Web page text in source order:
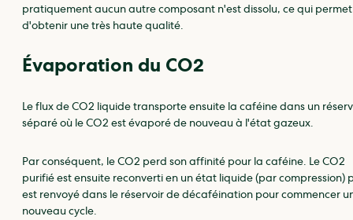
pratiquement aucun autre composant n'est dissolu, ce qui permet
d'obtenir une très haute qualité.
Évaporation du CO2
Le flux de CO2 liquide transporte ensuite la caféine dans un
séparé où le CO2 est évaporé de nouveau à l'état gazeux.
Par conséquent, le CO2 perd son affinité pour la caféine. Le CO2
purifié est ensuite reconverti en un état liquide (par compression)
est renvoyé dans le réservoir de décaféination pour commencer
nouveau cycle.